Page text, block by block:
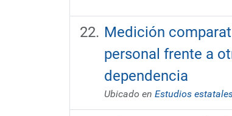
Medición
personal frente a
dependencia
Ubicado en Estudios